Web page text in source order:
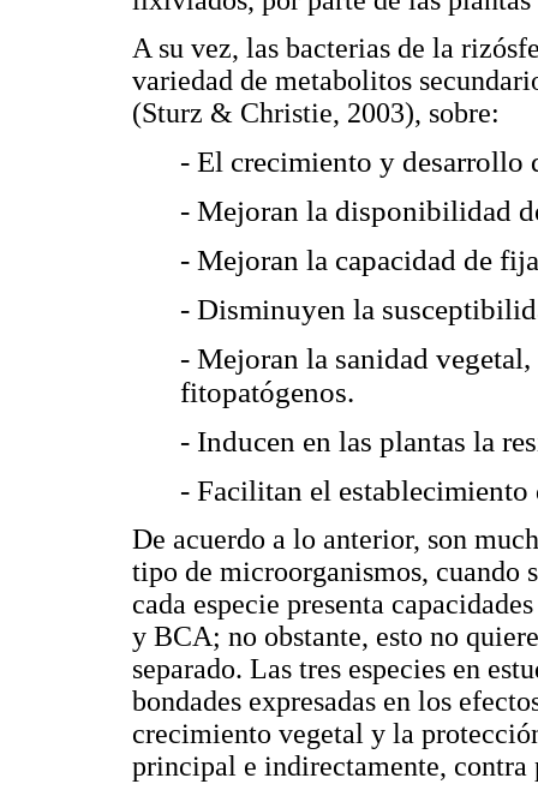
A su vez, las bacterias de la
variedad de metabolitos
(Sturz & Christie, 2003), sobre:
- El crecimiento y desarrollo
- Mejoran la disponibilidad
- Mejoran la capacidad de
- Disminuyen la
- Mejoran la sanidad
fitopatógenos.
- Inducen en las plantas la
- Facilitan el establecimiento
De acuerdo a lo anterior, son
tipo de microorganismos, cuando
cada especie presenta
y BCA; no obstante, esto no
separado. Las tres especies en
bondades expresadas en los
crecimiento vegetal y la
principal e indirectamente, contra